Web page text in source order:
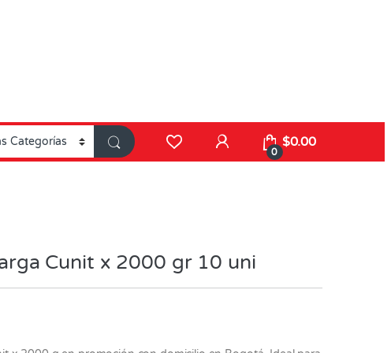
0
$0.00
Cunit x 2000 gr 10 uni